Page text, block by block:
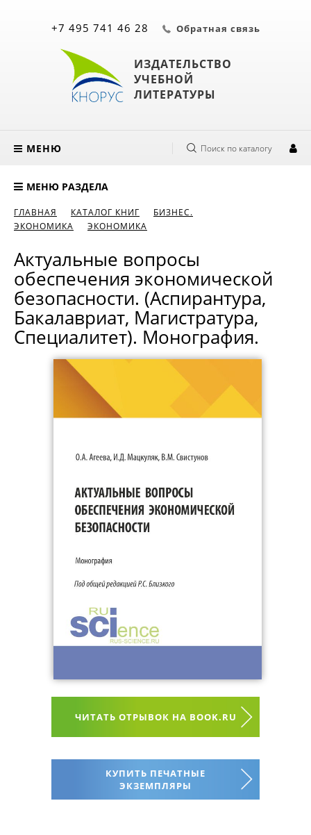
ИЗДАТЕЛЬСТВО
УЧЕБНОЙ
ЛИТЕРАТУРЫ
+7 495 741 46 28 Обратная связь
МЕНЮ Поиск по каталогу
МЕНЮ РАЗДЕЛА
ГЛАВНАЯ КАТАЛОГ КНИГ
БИЗНЕС.
ЭКОНОМИКА
ЭКОНОМИКА
Актуальные вопросы
обеспечения экономической
безопасности. (Аспирантура,
Бакалавриат, Магистратура,
Специалитет). Монография.
ЧИТАТЬ ОТРЫВОК НА BOOK.RU
КУПИТЬ ПЕЧАТНЫЕ
ЭКЗЕМПЛЯРЫ